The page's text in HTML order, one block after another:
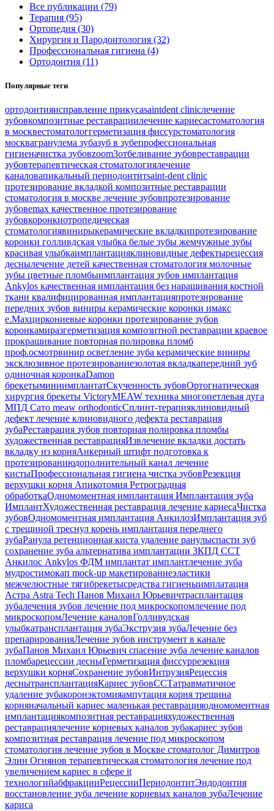
Все публикации (79)
Терапия (95)
Ортопедия (30)
Хирургия и Пародонтология (32)
Профессиональная гигиена (4)
Ортодонтия (11)
Популярные теги
ортодонтияисправление прикусаsaintdent clinicлечение
зубовкомпозитные реставрациилечение кариесастоматология
в москвестоматологгерметизация фиссурстоматология
москвагранулема зубазуб в зубепрофессиональная
гигиеначистка зубовzoom3отбеливание зубовреставрации
зубовтерапевтическая стоматологиялечение
каналовапикальный периодонтитsaint-dent clinic
протезирование вкладкой композитные реставрации
стоматология в москве лечение зубовпротезирование
зубовemax качественное протезирование
зубовкоронкиотропедическая
стоматологиявинирыкерамические вкладкипротезирование
коронки голливдская улыбка белые зубы жемчужные зубы
красивая улыбкаимплантацияклиновидные дефектырецессия
деснылечение детей качественная стоматология молочные
зубы цветные пломбыимплантация зубов имплантация
Ankylos качественная имплантация без наращивания костной
ткани квалифицированная имплантацияпротезирование
передних зубов виниры керамические коронки имакс
e.Maxциркониевые коронки протезирование зубов
коронкамиразгерметизация композитной реставрации краевое
прокрашивание повторная полировка пломб
проф.осмотрвинир осветление зуба керамические виниры
эксклюзивное протезированиезолотая вкладкапередний зуб
одиночная коронкаDamon
брекетыминиимплантатСкученность зубовОртогнатическая
хирургия брекеты VictoryMEAW техника многопетлевая дуга
МПД Сато meaw orthodonticСплинт-терапияклиновидный
дефект лечение клиновидного дефекта реставрация
зубаРеставрация зубов повторная полировка пломбы
художественная реставрацияИзвлечение вкладки достать
вкладку из корняАнкерный штифт подготовка к
протезированиюдополнительный канал лечение
кистыПрофессиональная гигиена чистка зубовРезекция
верхушки корня Апикотомия Ретроградная
обработкаОдномоментная имплантация Имплантация зуба
ИмплантХудожественная реставрация лечение кариесаЧистка
зубовОдномоментная имплантация АнкилозИмплантация зуб
с трещиной треснул корень имплантация переднего
зубаРанула ретенционная киста удаление ранулыспасти зуб
сохранение зуба альтернатива имплантации ЗКПД ССТ
Анкилос Ankylos ФДМ имплантат имплантлечение зуба
мудростимокап mock-up макетированиеэластики
межчелюстные тягибрекетысредства гигиеныимплатация
Астра Astra Tech Панов Михаил Юрьевичтрасплантация
зубалечения зубов лечение под микроскопомлечение под
микроскопомЛечение каналовГолливудская
улыбкатрансплантация зубаЭкструзия зубаЛечение без
препарированияЛечение зубов инструмент в канале
зубаПанов Михаил Юрьевич спасение зуба лечение каналов
пломбарецессии десныГерметизация фиссуррезекция
верхушки корняСохранение зубовИнтрузияРецессия
деснытрансплантацияКариес зубовССТатравматичное
удаление зубакоронэктомияампутация корня трещина
корняначальный кариес маленькая реставрацияодномоментная
имплантациякомпозитная реставрацияхудожественная
реставрациялечение корневых каналов зубакариес зубов
композитная реставрация лечение под микроскопом
стоматология лечение зубов в Москве стоматолог Димитров
Элин Огнянов терапевтическая стоматология лечение под
увеличением кариес в сфере it
технологийабфракцииРецессииПериодонтитЭндодонтия
восстановление зуба лечение корневых каналов зубаЛечение
кариса